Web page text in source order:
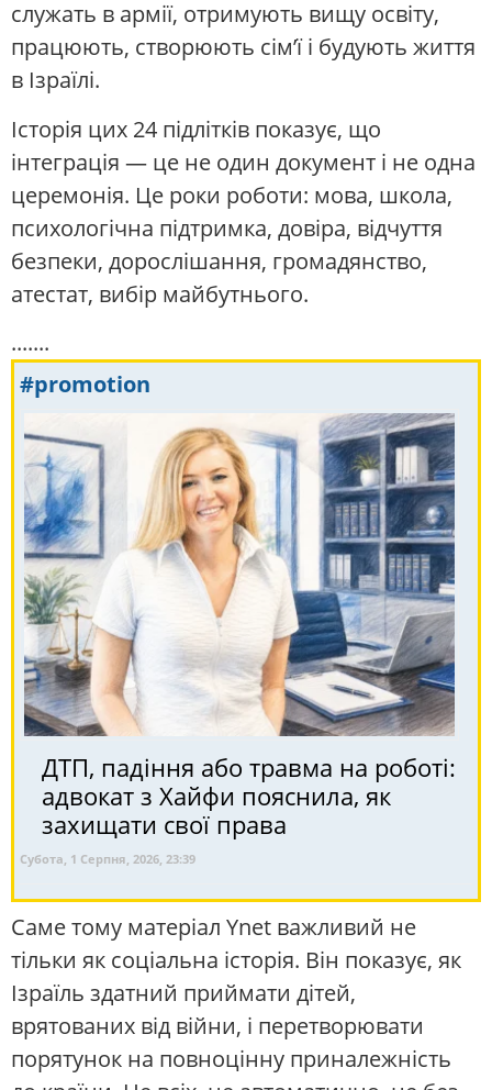
служать в армії, отримують вищу освіту,
працюють, створюють сім’ї і будують життя
в Ізраїлі.
Історія цих 24 підлітків показує, що
інтеграція — це не один документ і не одна
церемонія. Це роки роботи: мова, школа,
психологічна підтримка, довіра, відчуття
безпеки, дорослішання, громадянство,
атестат, вибір майбутнього.
.......
#promotion
ДТП, падіння або травма на роботі:
адвокат з Хайфи пояснила, як
захищати свої права
Субота, 1 Серпня, 2026, 23:39
Саме тому матеріал Ynet важливий не
тільки як соціальна історія. Він показує, як
Ізраїль здатний приймати дітей,
врятованих від війни, і перетворювати
порятунок на повноцінну приналежність